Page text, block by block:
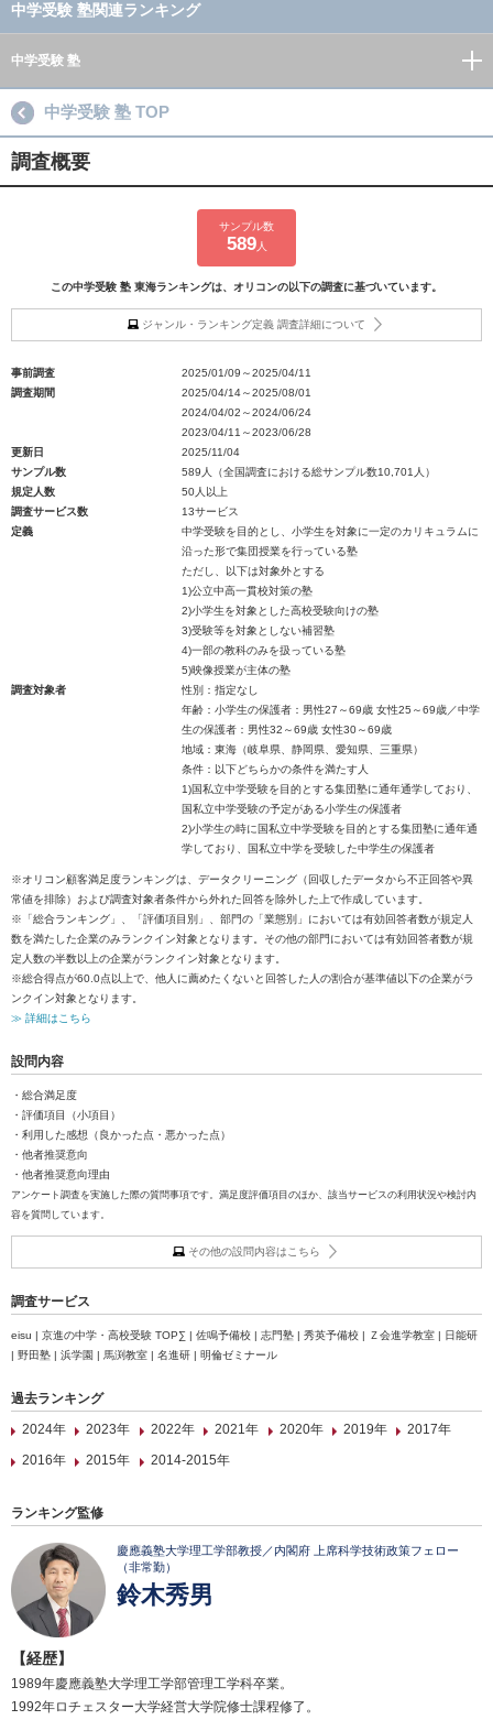
中学受験 塾関連ランキング
中学受験 塾
中学受験 塾 TOP
調査概要
サンプル数
589人
この中学受験 塾 東海ランキングは、オリコンの以下の調査に基づいています。
ジャンル・ランキング定義 調査詳細について
事前調査
2025/01/09～2025/04/11
調査期間
2025/04/14～2025/08/01
2024/04/02～2024/06/24
2023/04/11～2023/06/28
更新日
2025/11/04
サンプル数
589人（全国調査における総サンプル数10,701人）
規定人数
50人以上
調査サービス数
13サービス
定義
中学受験を目的とし、小学生を対象に一定のカリキュラムに
沿った形で集団授業を行っている塾
ただし、以下は対象外とする
1)公立中高一貫校対策の塾
2)小学生を対象とした高校受験向けの塾
3)受験等を対象としない補習塾
4)一部の教科のみを扱っている塾
5)映像授業が主体の塾
調査対象者
性別：指定なし
年齢：小学生の保護者：男性27～69歳 女性25～69歳／中学
生の保護者：男性32～69歳 女性30～69歳
地域：東海（岐阜県、静岡県、愛知県、三重県）
条件：以下どちらかの条件を満たす人
1)国私立中学受験を目的とする集団塾に通年通学しており、
国私立中学受験の予定がある小学生の保護者
2)小学生の時に国私立中学受験を目的とする集団塾に通年通
学しており、国私立中学を受験した中学生の保護者
※オリコン顧客満足度ランキングは、データクリーニング（回収したデータから不正回答や異
常値を排除）および調査対象者条件から外れた回答を除外した上で作成しています。
※「総合ランキング」、「評価項目別」、部門の「業態別」においては有効回答者数が規定人
数を満たした企業のみランクイン対象となります。その他の部門においては有効回答者数が規
定人数の半数以上の企業がランクイン対象となります。
※総合得点が60.0点以上で、他人に薦めたくないと回答した人の割合が基準値以下の企業がラ
ンクイン対象となります。
≫ 詳細はこちら
設問内容
・総合満足度
・評価項目（小項目）
・利用した感想（良かった点・悪かった点）
・他者推奨意向
・他者推奨意向理由
アンケート調査を実施した際の質問事項です。満足度評価項目のほか、該当サービスの利用状況や検討内
容を質問しています。
その他の設問内容はこちら
調査サービス
eisu | 京進の中学・高校受験 TOP∑ | 佐鳴予備校 | 志門塾 | 秀英予備校 | Ｚ会進学教室 | 日能研
| 野田塾 | 浜学園 | 馬渕教室 | 名進研 | 明倫ゼミナール
過去ランキング
2024年
2023年 2022年 2021年 2020年 2019年
2017年
2016年
2015年 2014-2015年
ランキング監修
慶應義塾大学理工学部教授／内閣府 上席科学技術政策フェロー
（非常勤）
鈴木秀男
【経歴】
1989年慶應義塾大学理工学部管理工学科卒業。
1992年ロチェスター大学経営大学院修士課程修了。